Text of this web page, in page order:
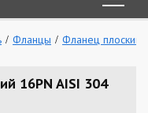
Фланцы Фланец плоский
16PN AISI 304